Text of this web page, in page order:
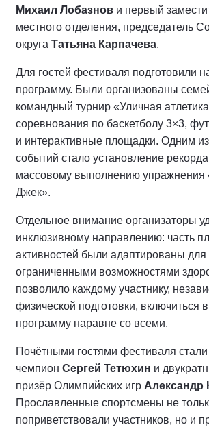
Михаил Лобазнов и первый
местного отделения, председатель
округа Татьяна Карпачева.
Для гостей фестиваля подготовили
программу. Были организованы
командный турнир «Уличная
соревнования по баскетболу 3×3,
и интерактивные площадки. Одним
событий стало установление
массовому выполнению упражнения
Джек».
Отдельное внимание организаторы
инклюзивному направлению: часть
активностей были адаптированы
ограниченными возможностями
позволило каждому участнику,
физической подготовки, включиться
программу наравне со всеми.
Почётными гостями фестиваля
чемпион Сергей Тетюхин и
призёр Олимпийских игр Александр
Прославленные спортсмены не
поприветствовали участников, но и